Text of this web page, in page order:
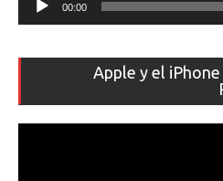
00:00
Apple y el